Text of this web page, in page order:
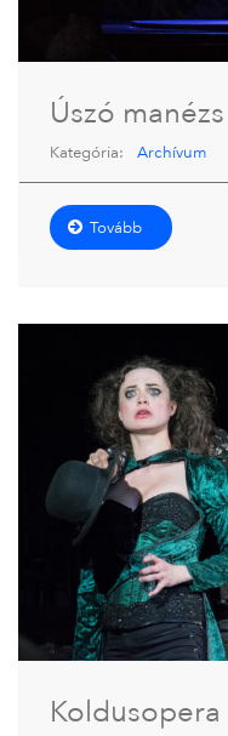
Úszó manézs
Kategória: Archívum
Tovább
Koldusopera